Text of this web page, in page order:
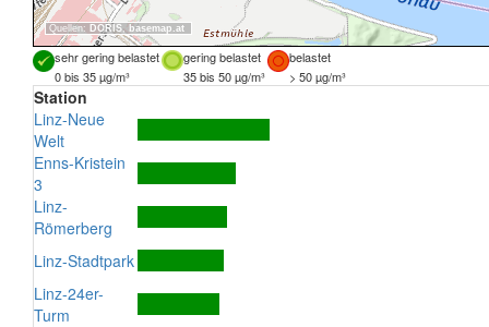
Quellen: DORIS, basemap.at
sehr gering belastet gering belastet
belastet
0 bis 35 µg/m³
35 bis 50 µg/m³ > 50 µg/m³
Station
Linz-Neue
Welt
Enns-Kristein
3
Linz-
Römerberg
Linz-Stadtpark
Linz-24er-
Turm